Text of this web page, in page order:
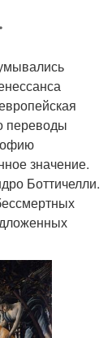
переводы
значение.
Боттичелли.